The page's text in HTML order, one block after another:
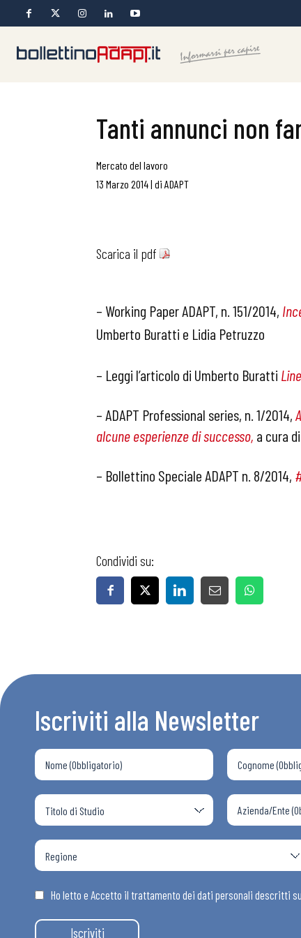
Eventi
Chi
Tanti annunci non
Mercato del lavoro
13 Marzo 2014| di ADAPT
Scarica il pdf
– Working Paper ADAPT, n. 151/2014,
Umberto Buratti e Lidia Petruzzo
– Leggi l’articolo di Umberto Buratti
– ADAPT Professional series, n. 1/2014,
alcune esperienze di successo, a cura
– Bollettino Speciale ADAPT n. 8/2014,
Condividi su:
Iscriviti alla Newsletter
Ho letto e Accetto il trattamento dei dati personali descritti
Iscriviti